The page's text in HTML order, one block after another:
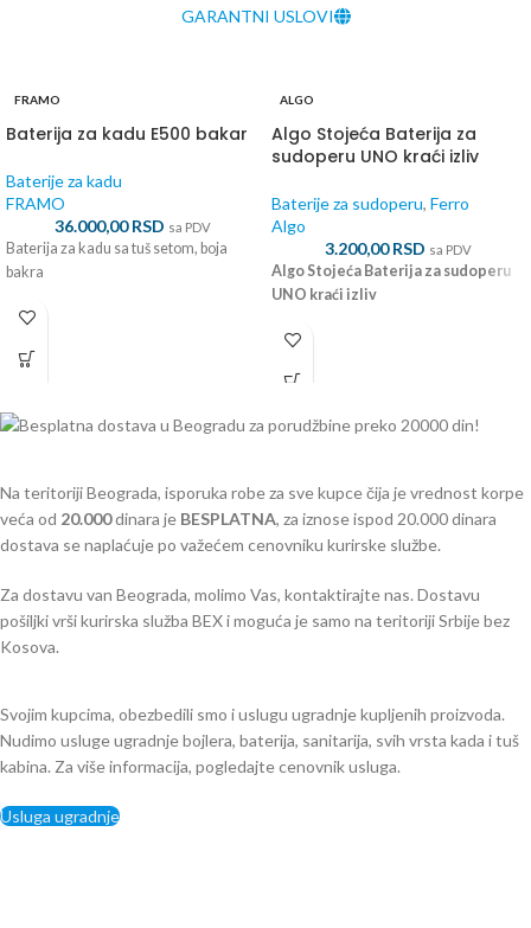
GARANTNI USLOVI
FRAMO
Baterija za kadu E500 bakar
Baterije za kadu
FRAMO
36.000,00RSD sa PDV
Baterija za kadu sa tuš setom, boja
bakra
ALGO
Algo Stojeća Baterija za
sudoperu UNO kraći izliv
Baterije za sudoperu, Ferro
Algo
3.200,00RSD sa PDV
Algo Stojeća Baterija za sudoperu
UNO kraći izliv
Na teritoriji Beograda, isporuka robe za sve kupce čija je vrednost korpe
veća od 20.000dinara je BESPLATNA, za iznose ispod 20.000 dinara
dostava se naplaćuje po važećem cenovniku kurirske službe.
Za dostavu van Beograda, molimo Vas, kontaktirajte nas. Dostavu
pošiljki vrši kurirska služba BEX i moguća je samo na teritoriji Srbije bez
Kosova.
Svojim kupcima, obezbedili smo i uslugu ugradnje kupljenih proizvoda.
Nudimo usluge ugradnje bojlera, baterija, sanitarija, svih vrsta kada i tuš
kabina. Za više informacija, pogledajte cenovnik usluga.
Usluga ugradnje